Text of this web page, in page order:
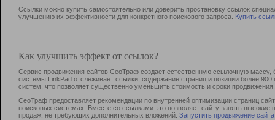
Ссылки можно купить самостоятельно или доверить простановку ссылок
улучшению их эффективности для конкретного поискового запроса. Купить
Как улучшить эффект от ссылок?
Сервис продвижения сайтов СеоТраф создает естественную ссылочную
системы LinkPad отслеживает ссылки, содержание страниц и позиции более
систем, что позволяет существенно уменьшить стоимость и сроки продвижения.
СеоТраф предоставляет рекомендации по внутренней оптимизации страниц
поисковых системах. Вместе со ссылками это позволяет сайту занять
продаж, не требующих дополнительных вложений. Запустить продвижение сайта